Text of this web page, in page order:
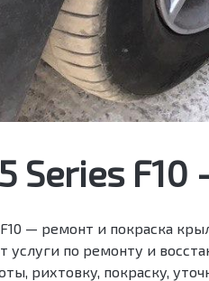
Series
— ремонт и покраска
услуги по ремонту и
рихтовку, покраску,